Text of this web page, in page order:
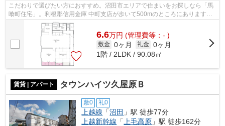
こだわりで選びたい方におすすめ。沼田市エリアで住まいをお探しなら「馬
喰町住宅」。利根郡信用金庫 中町支店が歩いて500mのところにあります。
室内設備は追い焚き・エアコン2台など...
6.6万円 (管理費等：- )
敷金 0ヶ月 礼金 0ヶ月
1階 / 2LDK / 90.08㎡
賃貸 | アパート タウンハイツ久屋原Ｂ
敷0 礼0
上越線 「沼田 」駅 徒歩77分
上越新幹線 「 上毛高原 」駅 徒歩162分